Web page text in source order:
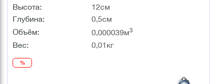
Высота:
12см
Глубина:
0,5см
Объём:
0,000039м3
Вес: 0,01кг
%